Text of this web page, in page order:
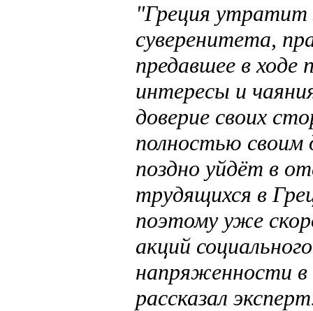
"Греция утратит
суверенитета,
предавшее в ходе
интересы и
доверие своих
полностью своим
поздно уйдёт в
трудящихся в
поэтому уже
акций
напряженности в
рассказал